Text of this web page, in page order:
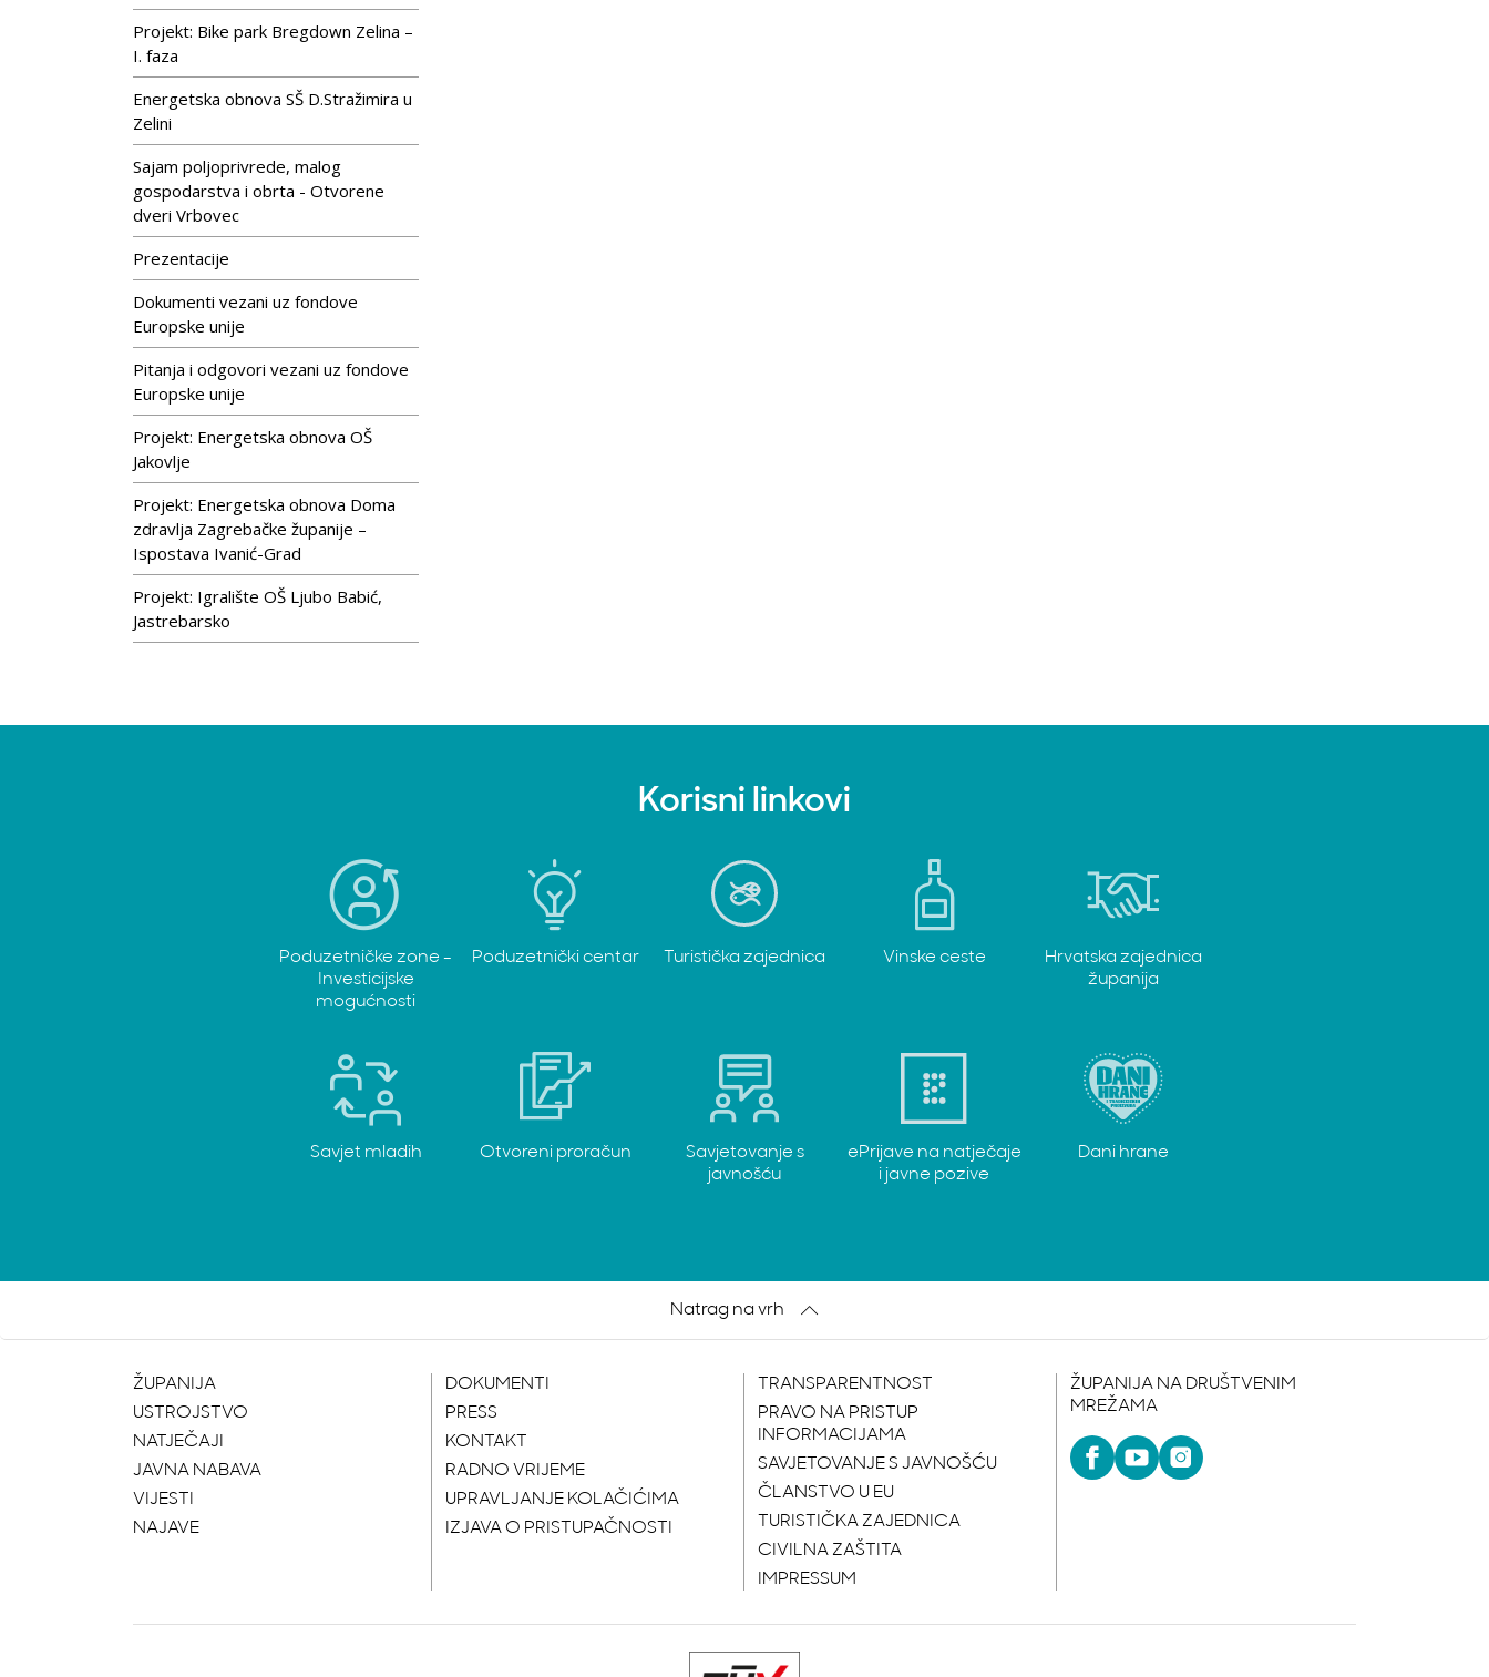
Projekt: Bike park Bregdown Zelina –
I. faza
Energetska obnova SŠ D.Stražimira u
Zelini
Sajam poljoprivrede, malog
gospodarstva i obrta - Otvorene
dveri Vrbovec
Prezentacije
Dokumenti vezani uz fondove
Europske unije
Pitanja i odgovori vezani uz fondove
Europske unije
Projekt: Energetska obnova OŠ
Jakovlje
Projekt: Energetska obnova Doma
zdravlja Zagrebačke županije –
Ispostava Ivanić-Grad
Projekt: Igralište OŠ Ljubo Babić,
Jastrebarsko
Korisni linkovi
Poduzetničke zone -
Investicijske
mogućnosti
Poduzetnički centar Turistička zajednica Vinske ceste
Hrvatska zajednica
županija
Savjet mladih Otvoreni proračun
Savjetovanje s
javnošću
ePrijave na natječaje
i javne pozive
Dani hrane
Natrag na vrh
ŽUPANIJA
USTROJSTVO
NATJEČAJI
JAVNA NABAVA
VIJESTI
NAJAVE
DOKUMENTI
PRESS
KONTAKT
RADNO VRIJEME
UPRAVLJANJE KOLAČIĆIMA
IZJAVA O PRISTUPAČNOSTI
TRANSPARENTNOST
PRAVO NA PRISTUP
INFORMACIJAMA
SAVJETOVANJE S JAVNOŠĆU
ČLANSTVO U EU
TURISTIČKA ZAJEDNICA
CIVILNA ZAŠTITA
IMPRESSUM
ŽUPANIJA NA DRUŠTVENIM
MREŽAMA